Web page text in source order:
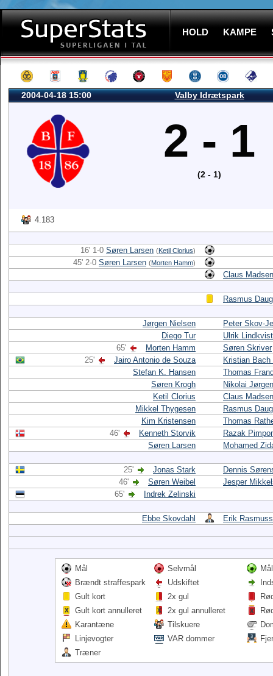
HOLD KAMPE
2004-04-18 15:00 Valby Idrætspark
2 - 1
(2 - 1)
4.183
16' 1-0 Søren Larsen (Ketil Clorius)
45' 2-0 Søren Larsen (Morten Hamm)
Claus Madsen
Rasmus
Jørgen Nielsen
Peter Skov-
Diego Tur
Ulrik Lindkvist
65'
Morten Hamm
Søren Skriver
25'
Jairo Antonio de Souza
Kristian Bach
Stefan K. Hansen
Thomas
Søren Krogh
Nikolai
Ketil Clorius
Claus Madsen
Mikkel Thygesen
Rasmus
Kim Kristensen
Thomas
46'
Kenneth Storvik
Razak
Søren Larsen
Mohamed
25' Jonas Stark
Dennis
46'
Søren Weibel
Jesper
65'
Indrek Zelinski
Ebbe Skovdahl Erik
Mål Selvmål
Brændt straffespark
Udskiftet
Gult kort
2x gul
Gult kort annulleret
2x gul annulleret
Karantæne
Tilskuere
Linjevogter
VAR dommer
Træner